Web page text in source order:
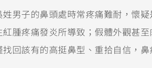
男子的鼻頭處時常疼痛難耐，懷
腫疼痛發炎所導致；假體外觀甚至
回該有的高挺鼻型、重拾自信，鼻